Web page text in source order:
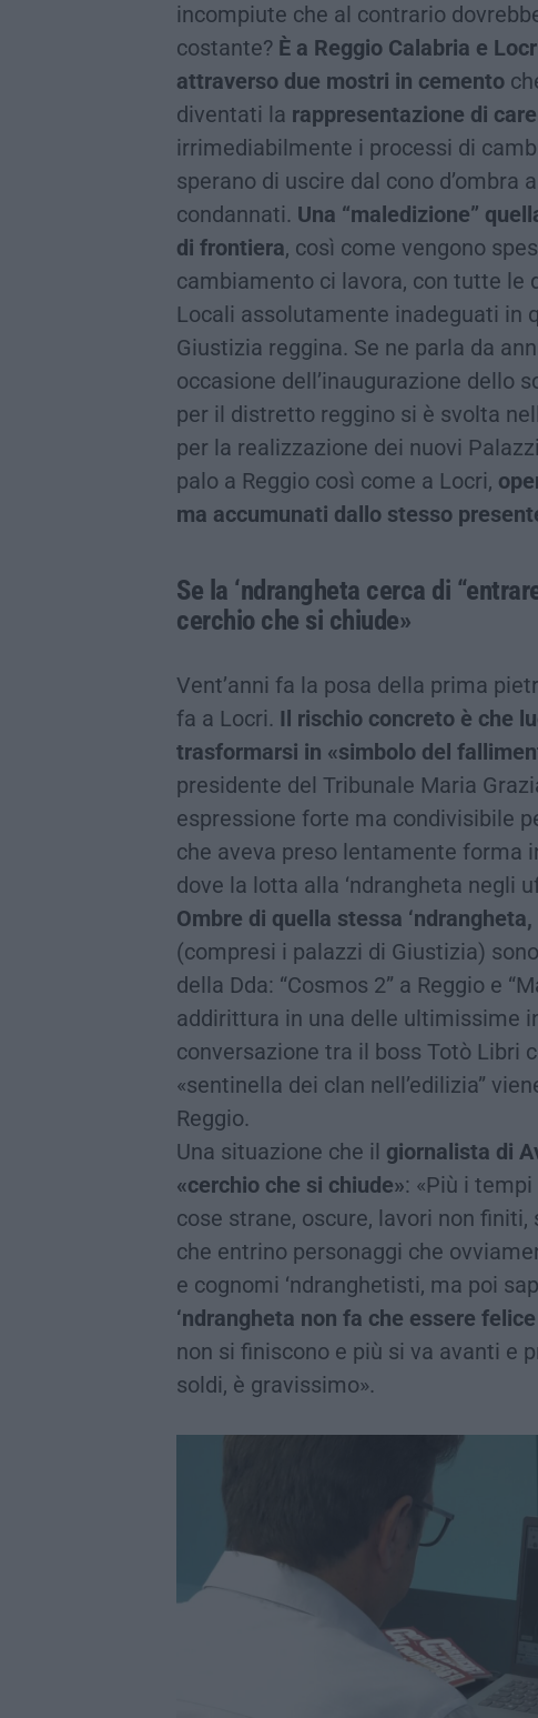
incompiute che al contrario
costante? È a Reggio Calabria e
attraverso due mostri in cemento
diventati la rappresentazione di
irrimediabilmente i processi di
sperano di uscire dal cono d’ombra
condannati. Una “maledizione”
di frontiera, così come vengono
cambiamento ci lavora, con tutte le
Locali assolutamente inadeguati in
Giustizia reggina. Se ne parla da
occasione dell’inaugurazione dello
per il distretto reggino si è svolta
per la realizzazione dei nuovi
palo a Reggio così come a Locri,
ma accumunati dallo stesso
Se la ‘ndrangheta cerca di
cerchio che si chiude»
Vent’anni fa la posa della prima
fa a Locri. Il rischio concreto è che
trasformarsi in «simbolo del
presidente del Tribunale Maria
espressione forte ma condivisibile
che aveva preso lentamente forma
dove la lotta alla ‘ndrangheta negli
Ombre di quella stessa
(compresi i palazzi di Giustizia)
della Dda: “Cosmos 2” a Reggio e
addirittura in una delle ultimissime
conversazione tra il boss Totò Libri
«sentinella dei clan nell’edilizia”
Reggio.
Una situazione che il giornalista di
«cerchio che si chiude»: «Più i
cose strane, oscure, lavori non
che entrino personaggi che
e cognomi ‘ndranghetisti, ma poi
‘ndrangheta non fa che essere
non si finiscono e più si va avanti e
soldi, è gravissimo».